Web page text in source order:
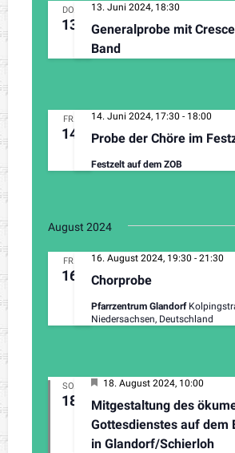
DO.
13
Generalprobe mit
Band
13. Juni 2024, 18:30
FR.
14 Probe der Chöre im
14. Juni 2024, 17:30 - 18:00
Festzelt auf dem ZOB
August 2024
FR.
16 Chorprobe
16. August 2024, 19:30 - 21:30
Pfarrzentrum Glandorf
Niedersachsen, Deutschland
SO.
18
Mitgestaltung des
Gottesdienstes auf dem
in Glandorf/Schierloh
H
r
v
o
r
18. August 2024, 10:00